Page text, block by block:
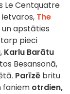
Le Centquatre
The
apstāties
pieci
, Karlu Barātu
Besansonā,
Parīzē britu
faniem otrdien,